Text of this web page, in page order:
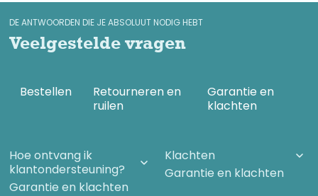
DE ANTWOORDEN DIE JE ABSOLUUT NODIG HEBT
Veelgestelde vragen
Bestellen
Retourneren en
ruilen
Garantie en
klachten
Hoe ontvang ik
klantondersteuning?
Garantie en klachten
Klachten
Garantie en klachten